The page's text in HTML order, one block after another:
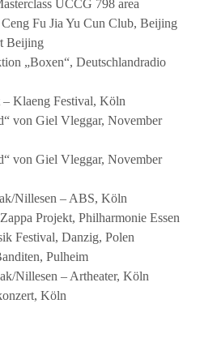
UCCG 798 area
Fu Jia Yu Cun Club, Beijing
Beijing
„Boxen“, Deutschlandradio
Klaeng Festival, Köln
von Giel Vleggar, November
von Giel Vleggar, November
Nillesen – ABS, Köln
Projekt, Philharmonie Essen
Festival, Danzig, Polen
Pulheim
Nillesen – Artheater, Köln
Köln